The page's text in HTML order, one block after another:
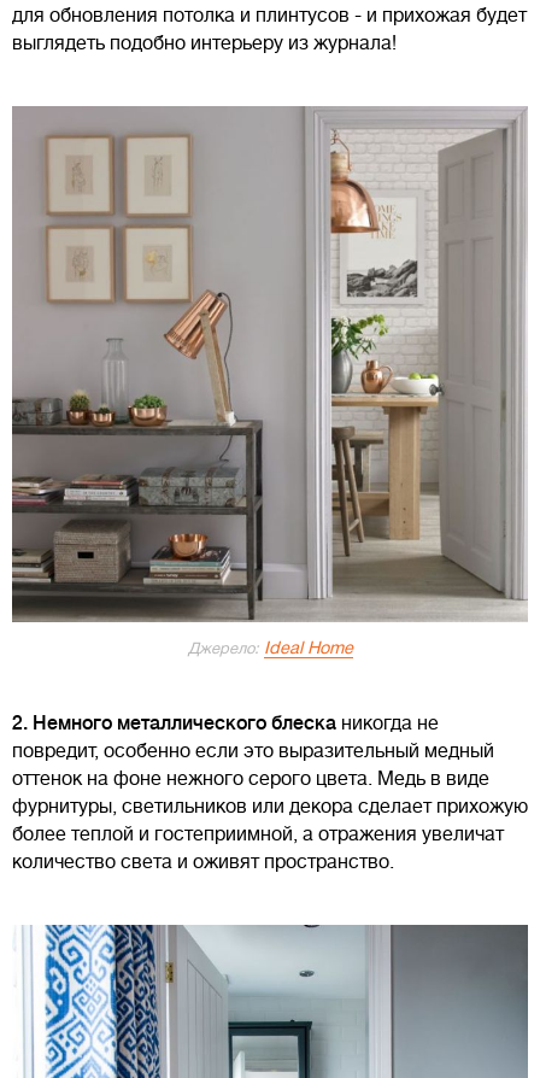
для обновления потолка и плинтусов - и прихожая будет
выглядеть подобно интерьеру из журнала!
Джерело: Ideal Home
2. Немного металлического блеска никогда не
повредит, особенно если это выразительный медный
оттенок на фоне нежного серого цвета. Медь в виде
фурнитуры, светильников или декора сделает прихожую
более теплой и гостеприимной, а отражения увеличат
количество света и оживят пространство.